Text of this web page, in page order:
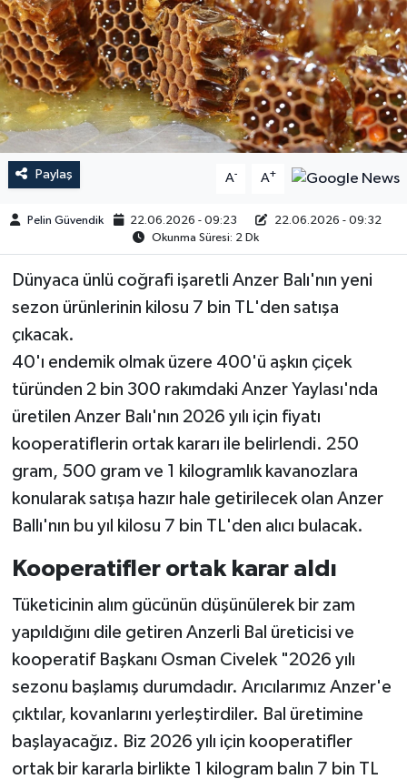
Paylaş A- A+
Pelin Güvendik 22.06.2026 - 09:23
22.06.2026 - 09:32
Okunma Süresi: 2 Dk
Dünyaca ünlü coğrafi işaretli Anzer Balı'nın yeni
sezon ürünlerinin kilosu 7 bin TL'den satışa
çıkacak.
40'ı endemik olmak üzere 400'ü aşkın çiçek
türünden 2 bin 300 rakımdaki Anzer Yaylası'nda
üretilen Anzer Balı'nın 2026 yılı için fiyatı
kooperatiflerin ortak kararı ile belirlendi. 250
gram, 500 gram ve 1 kilogramlık kavanozlara
konularak satışa hazır hale getirilecek olan Anzer
Ballı'nın bu yıl kilosu 7 bin TL'den alıcı bulacak.
Kooperatifler ortak karar aldı
Tüketicinin alım gücünün düşünülerek bir zam
yapıldığını dile getiren Anzerli Bal üreticisi ve
kooperatif Başkanı Osman Civelek "2026 yılı
sezonu başlamış durumdadır. Arıcılarımız Anzer'e
çıktılar, kovanlarını yerleştirdiler. Bal üretimine
başlayacağız. Biz 2026 yılı için kooperatifler
ortak bir kararla birlikte 1 kilogram balın 7 bin TL